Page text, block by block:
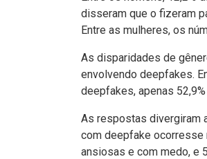
disseram que o fizeram
Entre as mulheres, os
As disparidades de
envolvendo deepfakes.
deepfakes, apenas
As respostas divergiram
com deepfake ocorresse
ansiosas e com medo, e